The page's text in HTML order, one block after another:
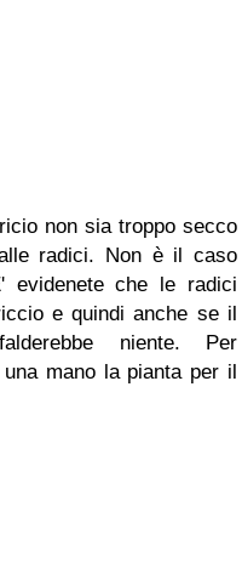
non sia troppo secco
radici. Non è il caso
evidenete che le radici
e quindi anche se il
niente. Per
mano la pianta per il